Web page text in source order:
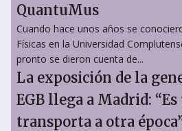
QuantuMus
Cuando hace unos años se
Físicas en la Universidad
pronto se dieron cuenta de...
La exposición de la
EGB llega a Madrid:
transporta a otra